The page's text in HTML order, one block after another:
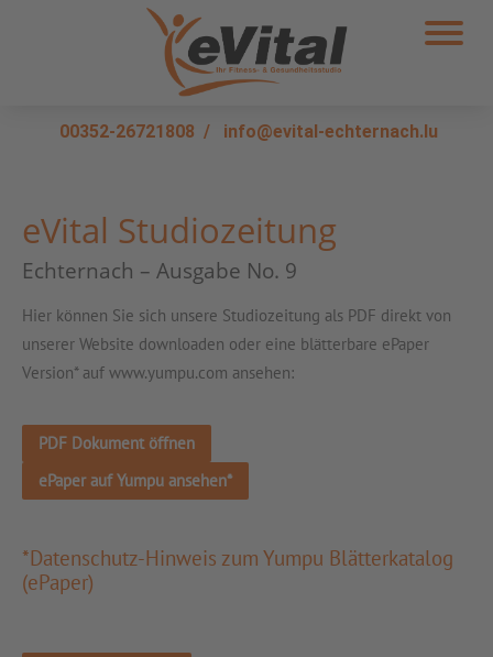
00352-26721808 / info@evital-echternach.lu
eVital Studiozeitung
Echternach – Ausgabe No. 9
Hier können Sie sich unsere Studiozeitung als PDF direkt von
unserer Website downloaden oder eine blätterbare ePaper
Version* auf www.yumpu.com ansehen:
PDF Dokument öffnen
ePaper auf Yumpu ansehen*
*Datenschutz-Hinweis zum Yumpu Blätterkatalog
(ePaper)